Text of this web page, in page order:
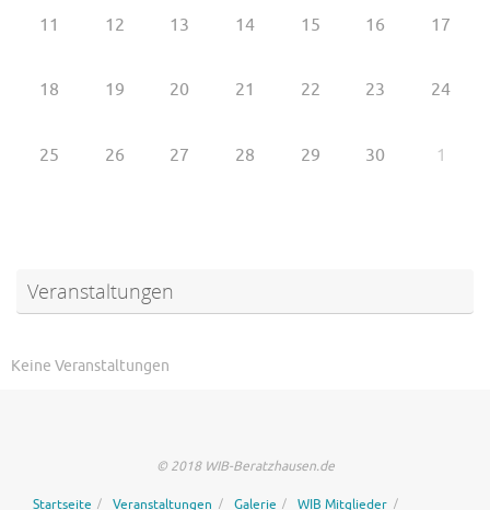
11 12 13 14 15 16 17
18 19 20 21 22 23 24
25 26 27 28 29 30 1
Veranstaltungen
Keine Veranstaltungen
© 2018 WIB-Beratzhausen.de
Startseite Veranstaltungen Galerie WIB Mitglieder